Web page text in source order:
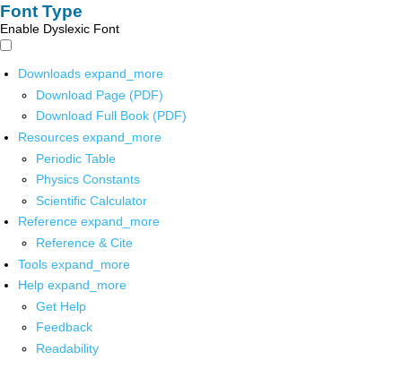
Font Type
Enable Dyslexic Font
Downloads expand_more
Download Page (PDF)
Download Full Book (PDF)
Resources expand_more
Periodic Table
Physics Constants
Scientific Calculator
Reference expand_more
Reference & Cite
Tools expand_more
Help expand_more
Get Help
Feedback
Readability